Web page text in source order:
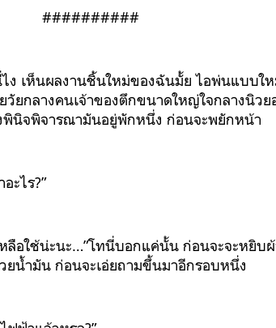
##########
ง เห็นผลงานชิ้นใหม่ของฉันมั้ย ไอพ่นแบบใ
วัยกลางคนเจ้าของตึกขนาดใหญ่ใจกลางนิว
พินิจพิจารณามันอยู่พักหนึ่ง ก่อนจะพยักหน้า
ะไร?”
ลือใช้น่ะนะ…”โทนี่บอกแค่นั้น ก่อนจะจะหยิบ
น้ำมัน ก่อนจะเอ่ยถามขึ้นมาอีกรอบหนึ่ง